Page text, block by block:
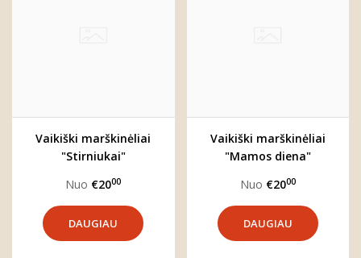
Vaikiški marškinėliai
"Stirniukai"
Nuo €2000
DAUGIAU
Vaikiški marškinėliai
"Mamos diena"
Nuo €2000
DAUGIAU